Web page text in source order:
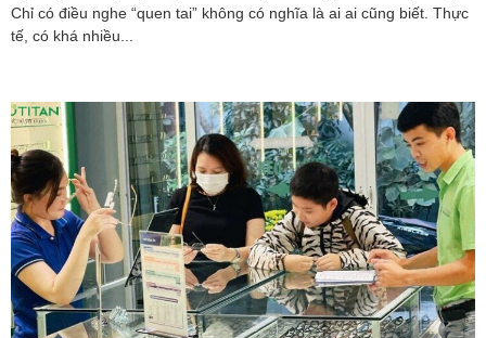
Chỉ có điều nghe “quen tai” không có nghĩa là ai ai cũng biết. Thực
tế, có khá nhiều...